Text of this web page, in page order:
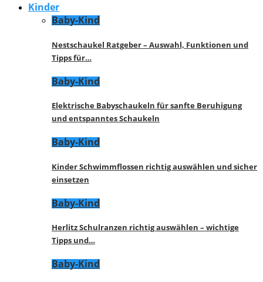
Kinder
Baby-Kind
Nestschaukel Ratgeber – Auswahl, Funktionen und
Tipps für…
Baby-Kind
Elektrische Babyschaukeln für sanfte Beruhigung
und entspanntes Schaukeln
Baby-Kind
Kinder Schwimmflossen richtig auswählen und sicher
einsetzen
Baby-Kind
Herlitz Schulranzen richtig auswählen – wichtige
Tipps und…
Baby-Kind